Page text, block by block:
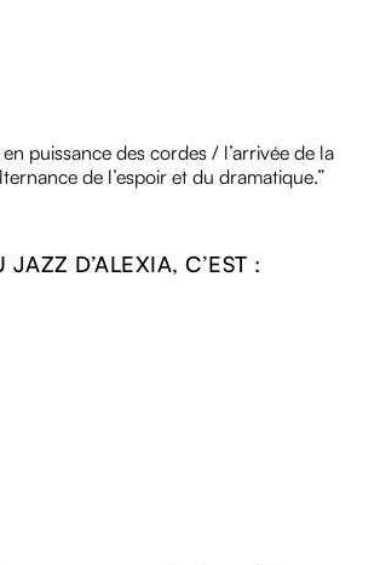
puissance des cordes / l’arrivée de la
de l’espoir et du dramatique.”
JAZZ D’ALEXIA, C’EST :